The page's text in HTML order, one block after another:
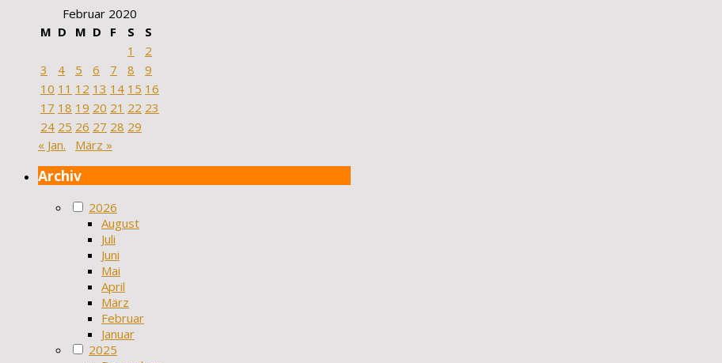
Februar 2020
M D M D F S
S
1
2
3
4 5 6 7 8
9
10 11 12 13 14 15 16
17 18 19 20 21 22 23
24 25 26 27 28 29
« Jan.
März »
Archiv
2026
August
Juli
Juni
Mai
April
März
Februar
Januar
2025